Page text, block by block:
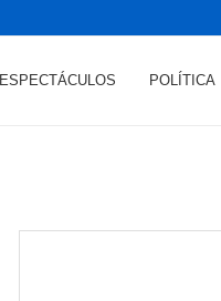
ESPECTÁCULOS POLÍTICA